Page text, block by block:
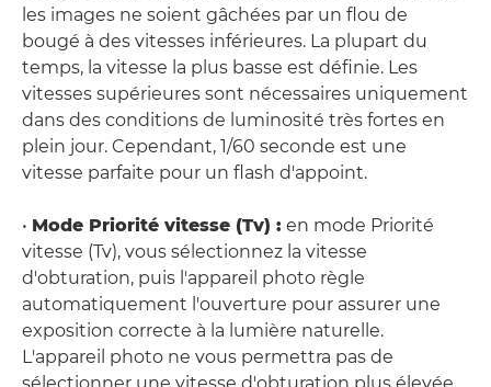
les images ne soient gâchées par un flou de
bougé à des vitesses inférieures. La plupart du
temps, la vitesse la plus basse est définie. Les
vitesses supérieures sont nécessaires uniquement
dans des conditions de luminosité très fortes en
plein jour. Cependant, 1/60 seconde est une
vitesse parfaite pour un flash d'appoint.
• Mode Priorité vitesse (Tv) : en mode Priorité
vitesse (Tv), vous sélectionnez la vitesse
d'obturation, puis l'appareil photo règle
automatiquement l'ouverture pour assurer une
exposition correcte à la lumière naturelle.
L'appareil photo ne vous permettra pas de